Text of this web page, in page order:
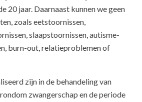
20 jaar. Daarnaast kunnen we geen
zoals eetstoornissen,
slaapstoornissen, autisme-
burn-out, relatieproblemen of
zijn in de behandeling van
zwangerschap en de periode